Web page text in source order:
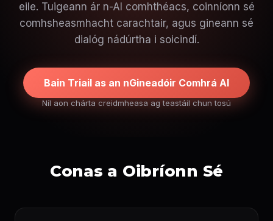
eile. Tuigeann ár n-AI comhthéacs, coinníonn sé
comhsheasmhacht carachtair, agus gineann sé
dialóg nádúrtha i soicindí.
Bain Triail as an nGineadóir Comhrá AI
Níl aon chárta creidmheasa ag teastáil chun tosú
Conas a Oibríonn Sé